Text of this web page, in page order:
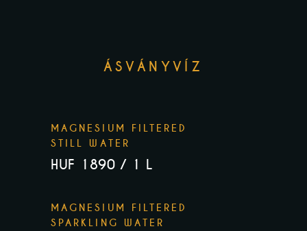
ÁSVÁNYVÍZ
MAGNESIUM FILTERED
STILL WATER
HUF 1890 / 1 L
MAGNESIUM FILTERED
SPARKLING WATER